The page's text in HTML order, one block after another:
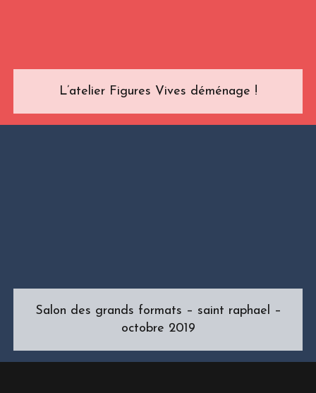
L’atelier Figures Vives déménage !
Salon des grands formats – saint raphael –
octobre 2019